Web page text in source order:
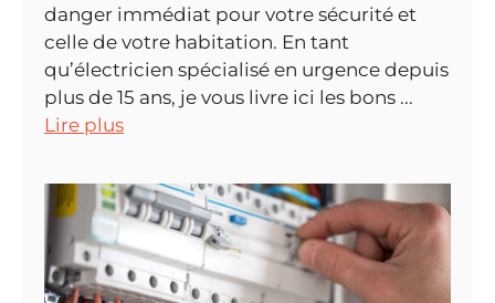
danger immédiat pour votre sécurité et
celle de votre habitation. En tant
qu’électricien spécialisé en urgence depuis
plus de 15 ans, je vous livre ici les bons ...
Lire plus